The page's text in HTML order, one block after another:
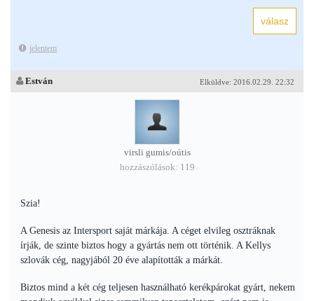
jelentem
Elküldve: 2016.02.29. 22:32
Estván
virsli gumis/oútis
hozzászólások: 119
Szia!
A Genesis az Intersport saját márkája. A céget elvileg osztráknak
írják, de szinte biztos hogy a gyártás nem ott történik. A Kellys
szlovák cég, nagyjából 20 éve alapították a márkát.
Biztos mind a két cég teljesen használható kerékpárokat gyárt, nekem